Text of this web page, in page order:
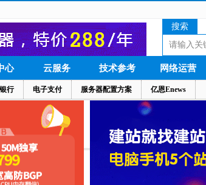
搜索
行 电子支付 服务器配置方案 亿恩Enews
心 云服务 技术参考 网络运营